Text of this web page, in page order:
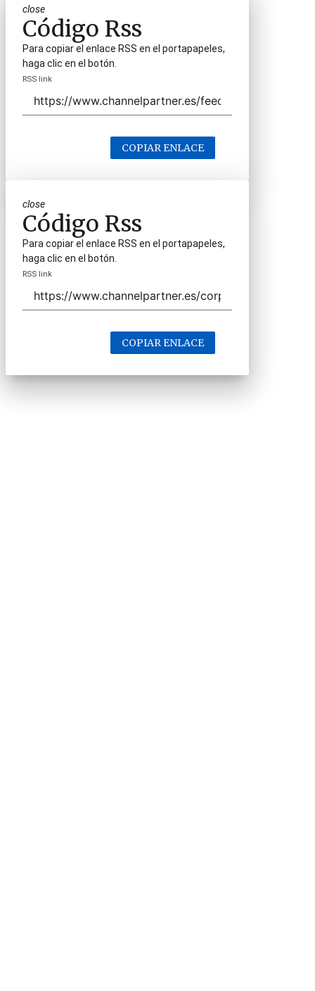
close
Código Rss
Para copiar el enlace RSS en el portapapeles,
haga clic en el botón.
RSS link
COPIAR ENLACE
close
Código Rss
Para copiar el enlace RSS en el portapapeles,
haga clic en el botón.
RSS link
COPIAR ENLACE